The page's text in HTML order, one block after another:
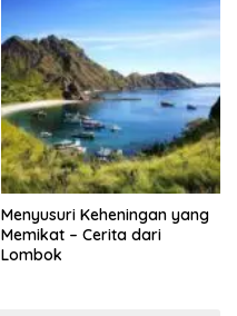
Menyusuri Keheningan yang
Memikat – Cerita dari
Lombok